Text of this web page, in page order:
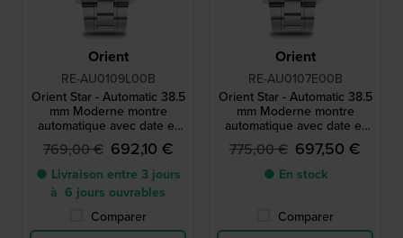
Orient
RE-AU0109L00B
Orient Star - Automatic 38.5
mm Moderne montre
automatique avec date et
indicateur de réserve de
marche
769,00 € 692,10 €
● Livraison entre 3 jours
à 6 jours ouvrables
Comparer
Orient
RE-AU0107E00B
Orient Star - Automatic 38.5
mm Moderne montre
automatique avec date et
indicateur de réserve de
marche
775,00 € 697,50 €
● En stock
Comparer